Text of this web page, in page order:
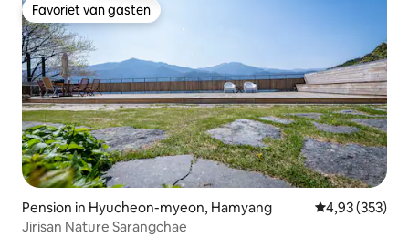
Favoriet van gasten
Favoriet van gasten
Pension in Hyucheon-myeon, Hamyang Gemiddelde
4,93 (353)
Jirisan Nature Sarangchae